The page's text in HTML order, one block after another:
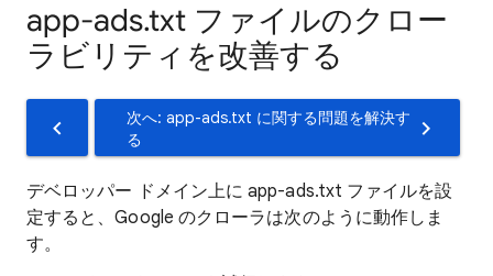
app-ads.txt ファイルのクロー
ラビリティを改善する
次へ: app-ads.txt に関する問題を解決す
る
デベロッパー ドメイン上に app-ads.txt ファイルを設
定すると、Google のクローラは次のように動作しま
す。